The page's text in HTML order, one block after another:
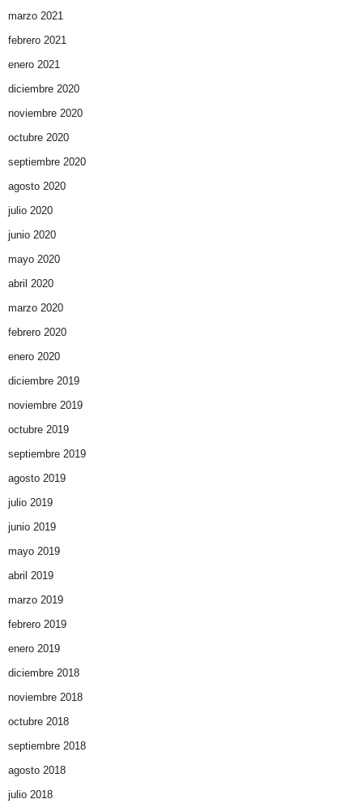
marzo 2021
febrero 2021
enero 2021
diciembre 2020
noviembre 2020
octubre 2020
septiembre 2020
agosto 2020
julio 2020
junio 2020
mayo 2020
abril 2020
marzo 2020
febrero 2020
enero 2020
diciembre 2019
noviembre 2019
octubre 2019
septiembre 2019
agosto 2019
julio 2019
junio 2019
mayo 2019
abril 2019
marzo 2019
febrero 2019
enero 2019
diciembre 2018
noviembre 2018
octubre 2018
septiembre 2018
agosto 2018
julio 2018